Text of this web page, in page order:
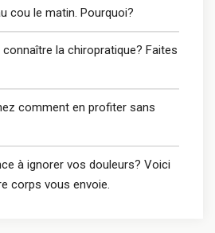
cou le matin. Pourquoi?
la chiropratique? Faites
comment en profiter sans
à ignorer vos douleurs? Voici
corps vous envoie.